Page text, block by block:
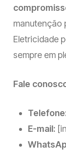
manutenção
Eletricidade
sempre em
Fale
E-mail: